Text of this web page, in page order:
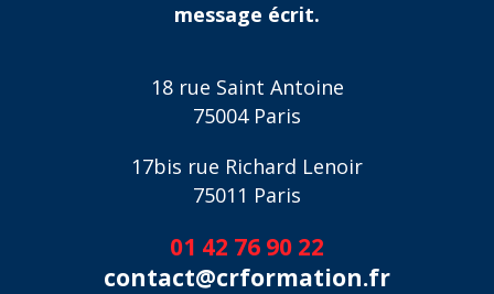
message écrit.
18 rue Saint Antoine
75004 Paris
17bis rue Richard Lenoir
75011 Paris
01 42 76 90 22
contact@crformation.fr